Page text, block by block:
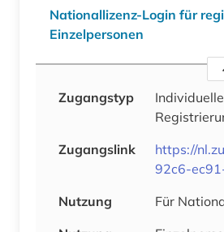
Nationallizenz-Login für
Einzelpersonen
Zugangstyp
Zugangslink
https://
92c6-
Nutzung
Für